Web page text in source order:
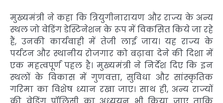
मुख्यमंत्री ने कहा कि त्रियुगीनारायण और राज्य के अन्य
स्थल जो वेडिंग डेस्टिनेशन के रूप में विकसित किये जा रहे
हैं, उनकी कार्यवाही में तेजी लाई जाय। यह राज्य के
पर्यटन और स्थानीय रोजगार को बढ़ावा देने की दिशा में
एक महत्वपूर्ण पहल है। मुख्यमंत्री ने निर्देश दिए कि इन
स्थलों के विकास में गुणवत्ता, सुविधा और सांस्कृतिक
गरिमा का विशेष ध्यान रखा जाए। साथ ही, अन्य राज्यों